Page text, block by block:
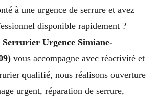
à une urgence de serrure et avez
disponible rapidement ?
Serrurier Urgence Simiane-
vous accompagne avec réactivité et
qualifié, nous réalisons ouverture
urgent, réparation de serrure,